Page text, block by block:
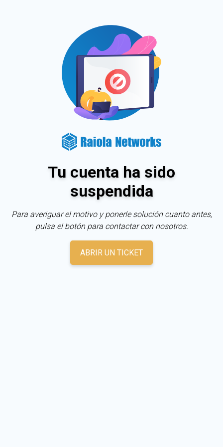
Tu cuenta ha sido
suspendida
Para averiguar el motivo y ponerle solución cuanto antes,
pulsa el botón para contactar con nosotros.
ABRIR UN TICKET